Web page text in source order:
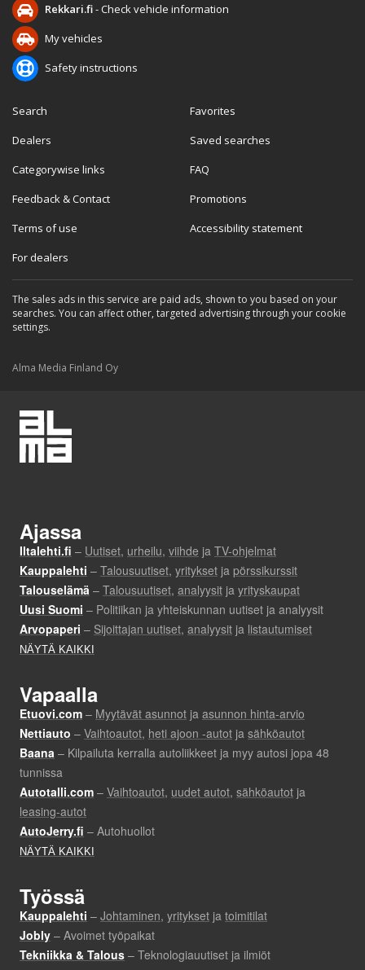
Rekkari.fi- Check vehicle information
My vehicles
Safety instructions
Search
Dealers
Categorywise links
Feedback & Contact
Terms of use
For dealers
Favorites
Saved searches
FAQ
Promotions
Accessibility statement
The sales ads in this service are paid ads, shown to you based on your
searches. You can affect other, targeted advertising through your cookie
settings.
Alma Media Finland Oy